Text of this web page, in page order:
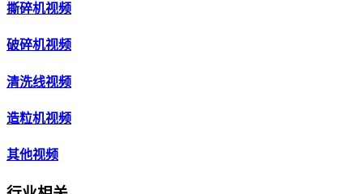
撕碎机视频
破碎机视频
清洗线视频
造粒机视频
其他视频